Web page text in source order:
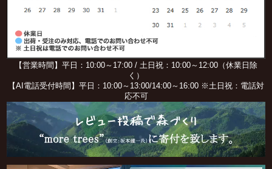
【営業時間】平日：10:00～17:00 / 土日祝：10:00～12:00（休業日除
く）
【AI電話受付時間】平日：10:00～13:00/14:00～16:00 ※土日祝：電話対
応不可